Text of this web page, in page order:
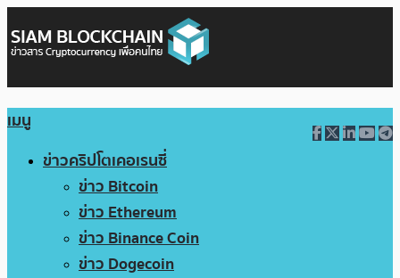
เมนู
ข่าวคริปโตเคอเรนซี่
ข่าว Bitcoin
ข่าว Ethereum
ข่าว Binance Coin
ข่าว Dogecoin